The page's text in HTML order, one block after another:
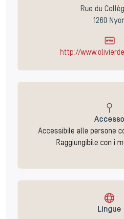
Rue du
1260
http://
Accesso
Accessibile alle persone
Raggiungibile con i
Lingue